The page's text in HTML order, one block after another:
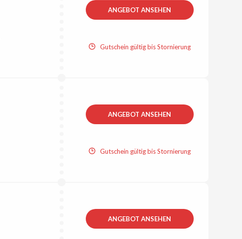
ANGEBOT ANSEHEN
Gutschein gültig bis Stornierung
ANGEBOT ANSEHEN
Gutschein gültig bis Stornierung
ANGEBOT ANSEHEN